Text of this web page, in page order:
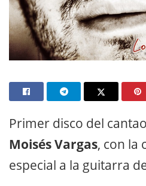
Primer disco del
Moisés Vargas, con la
especial a la guitarra